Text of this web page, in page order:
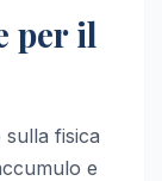
per il
fisica
e